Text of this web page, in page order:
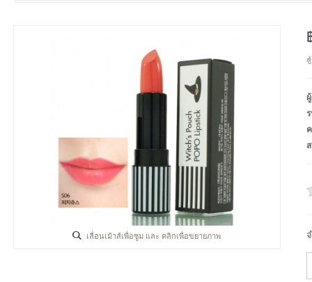
เลื่อนเม้าส์เพื่อซูม และ คลิกเพื่อขยายภาพ